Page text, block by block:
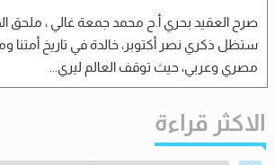
صرح العقيد بحري أ.ح محمد جمعة غالي ، ملحق
ستظل ذكري نصر أكتوبر، خالدة في تاريخ أمتنا
مصري وعربي، حيث توقف العالم ليري...
الاكثر قراءة